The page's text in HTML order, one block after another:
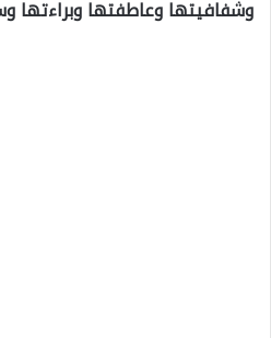
وشفافيتها وعاطفتها وبراءتها